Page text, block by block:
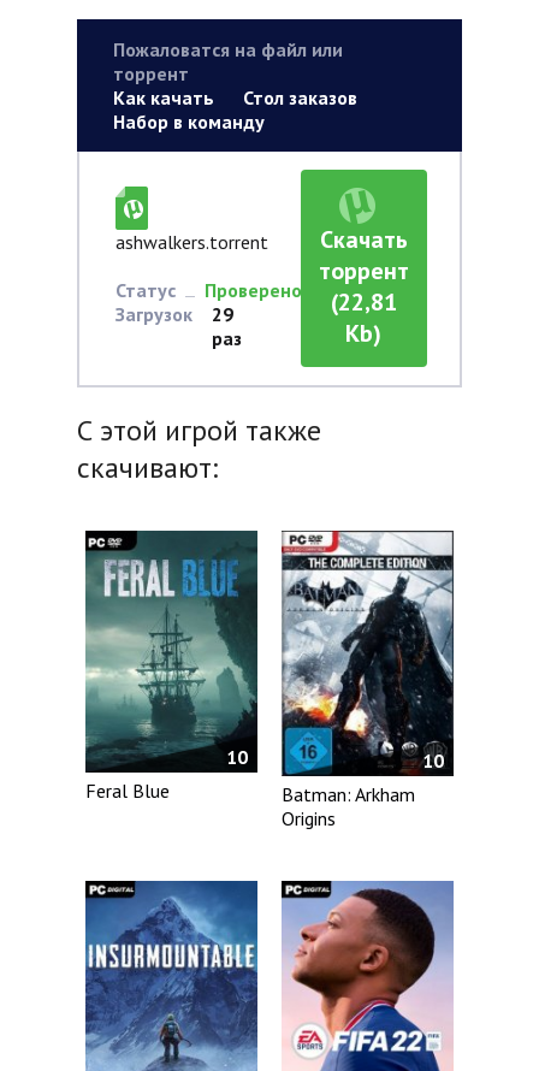
Пожаловатся на файл или
торрент
Как качать
Стол заказов
Набор в команду
ashwalkers.torrent
Статус
Проверено
Загрузок
29
раз
Скачать
торрент
(22,81
Kb)
С этой игрой также
скачивают:
10
Feral Blue
10
Batman: Arkham
Origins